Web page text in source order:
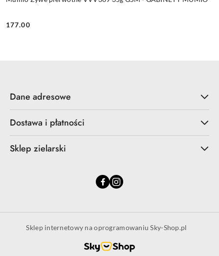
Cena:
177.00
Dane adresowe
Dostawa i płatności
Sklep zielarski
Sklep internetowy na oprogramowaniu Sky-Shop.pl